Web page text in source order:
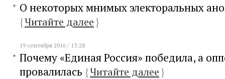
О некоторых мнимых электоральных
{Читайте далее}
19 сентября 2016 / 13:28
Почему «Единая Россия» победила, а
провалилась {Читайте далее}